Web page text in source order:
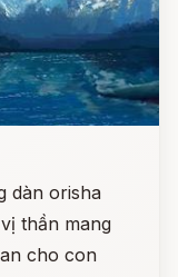
dàn orisha
thần mang
cho con